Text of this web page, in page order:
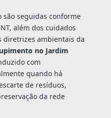
são seguidas conforme
além dos cuidados
diretrizes ambientais da
no Jardim
com
quando há
de resíduos,
da rede